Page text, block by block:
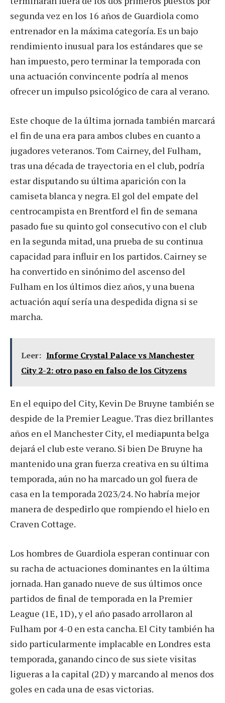
segunda vez en los 16 años de Guardiola como
entrenador en la máxima categoría. Es un bajo
rendimiento inusual para los estándares que se
han impuesto, pero terminar la temporada con
una actuación convincente podría al menos
ofrecer un impulso psicológico de cara al verano.
Este choque de la última jornada también marcará
el fin de una era para ambos clubes en cuanto a
jugadores veteranos. Tom Cairney, del Fulham,
tras una década de trayectoria en el club, podría
estar disputando su última aparición con la
camiseta blanca y negra. El gol del empate del
centrocampista en Brentford el fin de semana
pasado fue su quinto gol consecutivo con el club
en la segunda mitad, una prueba de su continua
capacidad para influir en los partidos. Cairney se
ha convertido en sinónimo del ascenso del
Fulham en los últimos diez años, y una buena
actuación aquí sería una despedida digna si se
marcha.
Leer: Informe Crystal Palace vs Manchester
City 2-2: otro paso en falso de los Cityzens
En el equipo del City, Kevin De Bruyne también se
despide de la Premier League. Tras diez brillantes
años en el Manchester City, el mediapunta belga
dejará el club este verano. Si bien De Bruyne ha
mantenido una gran fuerza creativa en su última
temporada, aún no ha marcado un gol fuera de
casa en la temporada 2023/24. No habría mejor
manera de despedirlo que rompiendo el hielo en
Craven Cottage.
Los hombres de Guardiola esperan continuar con
su racha de actuaciones dominantes en la última
jornada. Han ganado nueve de sus últimos once
partidos de final de temporada en la Premier
League (1E, 1D), y el año pasado arrollaron al
Fulham por 4-0 en esta cancha. El City también ha
sido particularmente implacable en Londres esta
temporada, ganando cinco de sus siete visitas
ligueras a la capital (2D) y marcando al menos dos
goles en cada una de esas victorias.